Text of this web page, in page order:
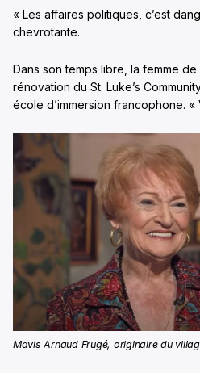
« Les affaires politiques, c’est
chevrotante.
Dans son temps libre, la femme
rénovation du St. Luke’s
école d’immersion francophone. «
Mavis Arnaud Frugé, originaire du